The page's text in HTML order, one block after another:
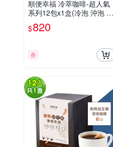
順便幸福 冷萃咖啡-超人氣
系列12包x1盒(冷泡 沖泡 茶
包 浸泡)
$820
券